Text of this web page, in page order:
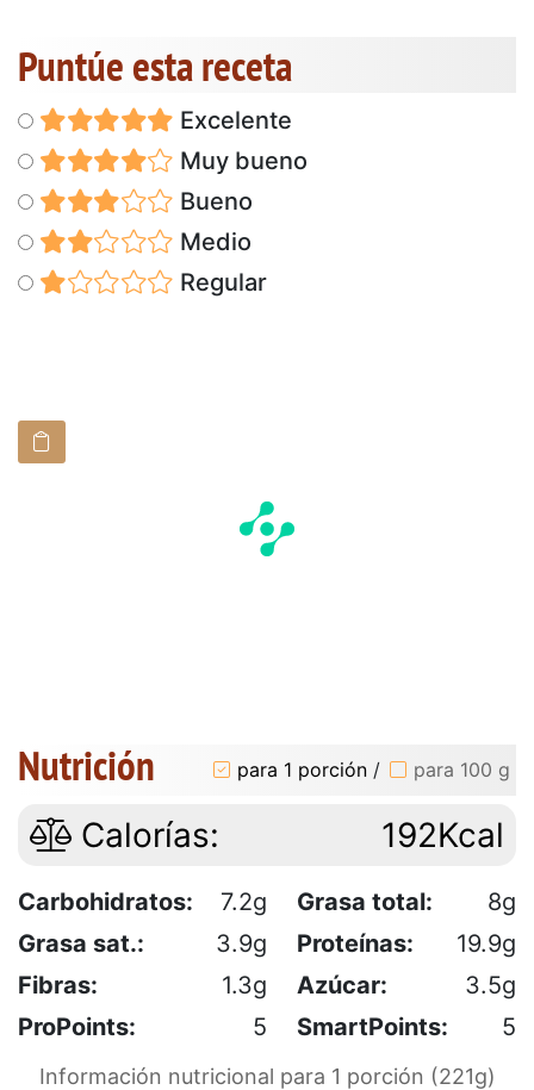
Puntúe esta receta
Excelente
Muy bueno
Bueno
Medio
Regular
Nutrición para 1 porción / para 100 g
Calorías: 192Kcal
Carbohidratos: 7.2g Grasa total:
8g
Grasa sat.:
3.9g Proteínas:
19.9g
Fibras:
1.3g Azúcar:
3.5g
ProPoints:
5 SmartPoints: 5
Información nutricional para 1 porción (221g)